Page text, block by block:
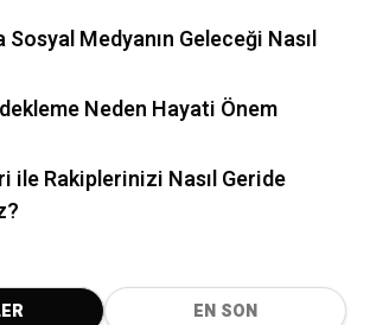
Medyanın Geleceği Nasıl
Neden Hayati Önem
ile Rakiplerinizi Nasıl Geride
EN SON